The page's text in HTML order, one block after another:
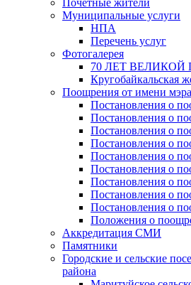
Почетные жители
Муниципальные услуги
НПА
Перечень услуг
Фотогалерея
70 ЛЕТ ВЕЛИКОЙ
Кругобайкальская
Поощрения от имени
Постановления о
Постановления о
Постановления о
Постановления о
Постановления о
Постановления о
Постановления о
Постановления о
Постановления о
Положения о
Аккредитация СМИ
Памятники
Городские и сельские
района